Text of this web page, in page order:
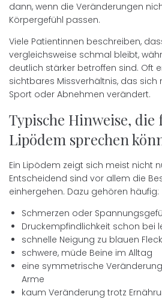
dann, wenn die Veränderungen
Körpergefühl passen.
Viele Patientinnen beschreiben,
vergleichsweise schmal bleibt,
deutlich stärker betroffen sind. Oft
sichtbares Missverhältnis, das
Sport oder Abnehmen verändert.
Typische Hinweise, die
Lipödem sprechen
Ein Lipödem zeigt sich meist nicht
Entscheidend sind vor allem die
einhergehen. Dazu gehören häufig:
Schmerzen oder
Druckempfindlichkeit schon bei
schnelle Neigung zu blauen
schwere, müde Beine im Alltag
eine symmetrische
Arme
kaum Veränderung trotz